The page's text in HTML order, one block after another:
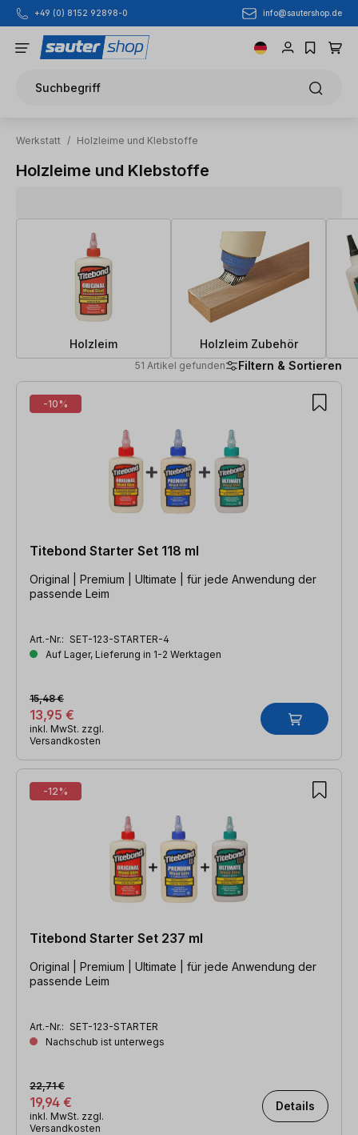
Zum Hauptinhalt springen
+49 (0) 8152 92898-0 info@sautershop.de
Suchbegriff
Werkstatt / Holzleime und Klebstoffe
Holzleime und Klebstoffe
Holzleim Holzleim Zubehör
51 Artikel gefunden Filtern & Sortieren
51 Artikel gefunden
-10%
Titebond Starter Set 118 ml
Original | Premium | Ultimate | für jede Anwendung der
passende Leim
Art.-Nr.: SET-123-STARTER-4
Auf Lager, Lieferung in 1-2 Werktagen
13,95 €
15,48 €
inkl. MwSt. zzgl.
Versandkosten
-12%
Titebond Starter Set 237 ml
Original | Premium | Ultimate | für jede Anwendung der
passende Leim
Art.-Nr.: SET-123-STARTER
Nachschub ist unterwegs
19,94 €
22,71 €
inkl. MwSt. zzgl.
Versandkosten
Details